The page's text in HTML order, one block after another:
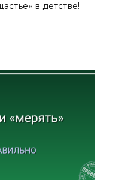
в детстве!